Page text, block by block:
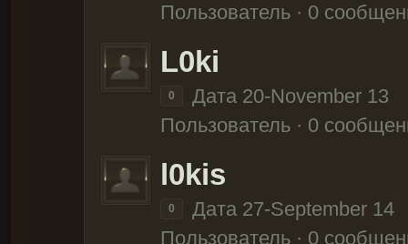
Пользователь · 0
L0ki
0
Дата 20-November 13
Пользователь · 0
l0kis
0
Дата 27-September 14
Пользователь · 0